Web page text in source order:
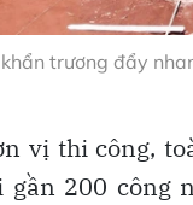
trương đẩy
vị thi công,
gần 200 công